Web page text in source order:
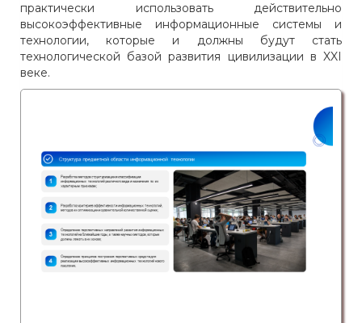
практически использовать действительно
высокоэффективные информационные системы и
технологии, которые и должны будут стать
технологической базой развития цивилизации в XXI
веке.